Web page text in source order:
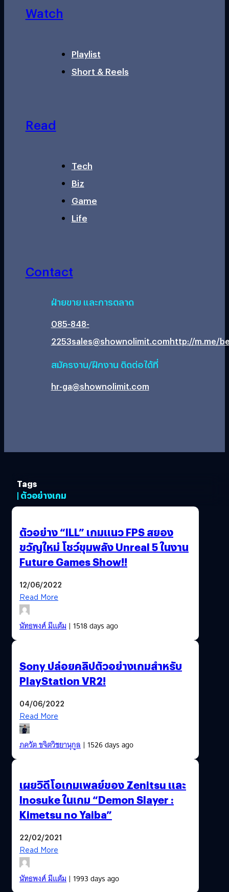
Watch
Playlist
Short & Reels
Read
Tech
Biz
Game
Life
Contact
ฝ่ายขาย และการตลาด
085-848-
2253sales@shownolimit.comhttp://m.me/
สมัครงาน/ฝึกงาน ติดต่อได้ที่
hr-ga@shownolimit.com
Tags
| ตัวอย่างเกม
ตัวอย่าง “ILL” เกมแนว FPS สยอง
ขวัญใหม่ โชว์ขุมพลัง Unreal 5 ในงาน
Future Games Show!!
12/06/2022
Read More
นัทธพงศ์ มีแต้ม| 1518 days ago
Sony ปล่อยคลิปตัวอย่างเกมสำหรับ
PlayStation VR2!
04/06/2022
Read More
ภควัต ขจิตวิชยานุกูล| 1526 days ago
เผยวิดีโอเกมเพลย์ของ Zenitsu และ
Inosuke ในเกม “Demon Slayer :
Kimetsu no Yaiba”
22/02/2021
Read More
นัทธพงศ์ มีแต้ม| 1993 days ago